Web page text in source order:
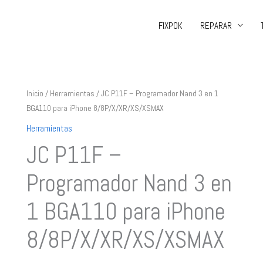
FIXPOK REPARAR
Inicio / Herramientas / JC P11F – Programador Nand 3 en 1
BGA110 para iPhone 8/8P/X/XR/XS/XSMAX
Herramientas
JC P11F –
Programador Nand 3 en
1 BGA110 para iPhone
8/8P/X/XR/XS/XSMAX
JC
P11F
-
Nand
3
en
1
BGA110
para
iPhone